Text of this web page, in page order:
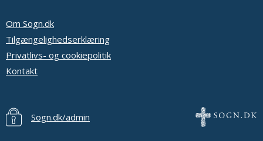
Om Sogn.dk
Tilgængelighedserklæring
Privatlivs- og cookiepolitik
Kontakt
Sogn.dk/admin